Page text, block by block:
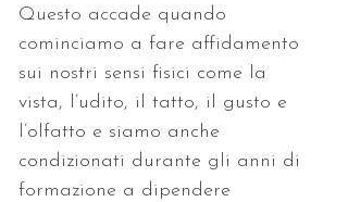
Questo accade quando
cominciamo a fare affidamento
sui nostri sensi fisici come la
vista, l’udito, il tatto, il gusto e
l’olfatto e siamo anche
condizionati durante gli anni di
formazione a dipendere